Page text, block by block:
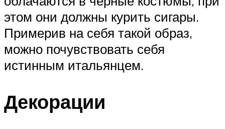
этом они должны курить сигары.
Примерив на себя такой образ,
можно почувствовать себя
истинным итальянцем.
Декорации